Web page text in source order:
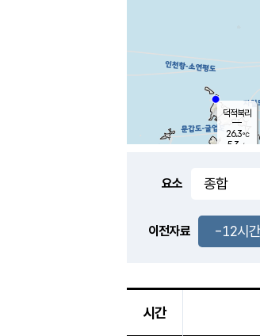
-
덕적북리
26.3℃
5.3 m/s
요소
이전자료 -12시간
시간